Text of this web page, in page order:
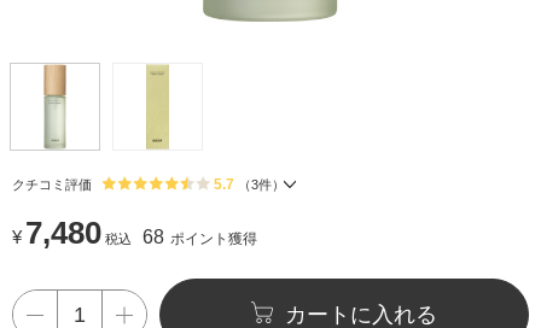
クチコミ評価 5.7 （3件）
¥ 7,480 税込 68 ポイント獲得
カートに入れる